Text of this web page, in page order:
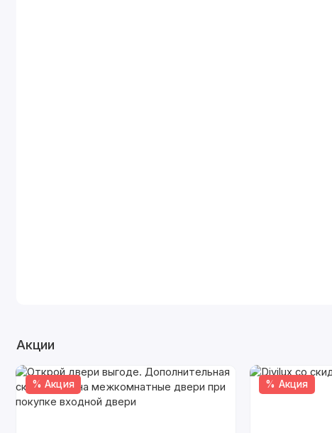
Акции
% Акция % Акция